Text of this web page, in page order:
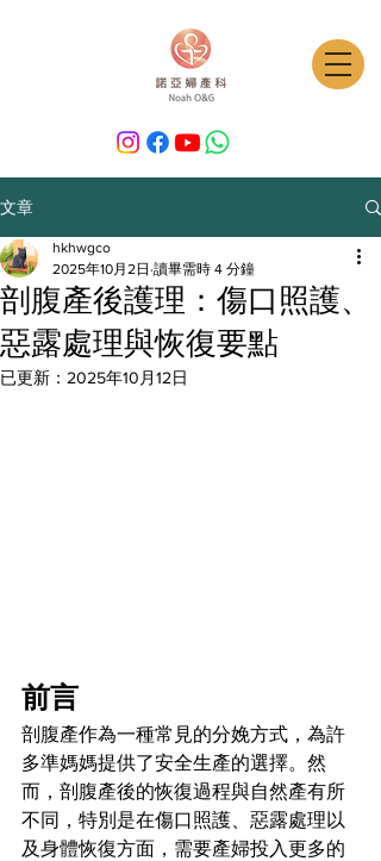
文章
剖腹產後護理：傷口照護、
惡露處理與恢復要點
hkhwgco
2025年10月2日 讀畢需時 4 分鐘
已更新： 2025年10月12日
前言
剖腹產作為一種常見的分娩方式，為許
多準媽媽提供了安全生產的選擇。然
而，剖腹產後的恢復過程與自然產有所
不同，特別是在傷口照護、惡露處理以
及身體恢復方面，需要產婦投入更多的